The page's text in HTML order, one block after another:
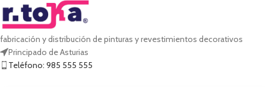
fabricación y distribución de pinturas y revestimientos decorativos
Principado de Asturias
Teléfono: 985 555 555